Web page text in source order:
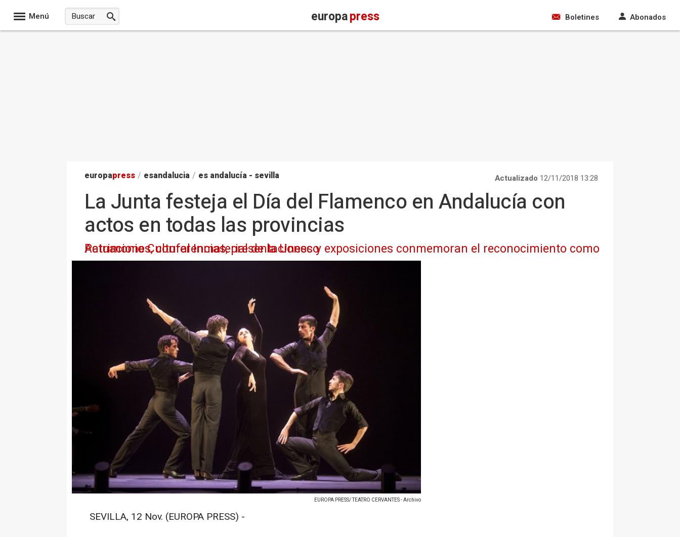
Menú europapress Boletines Abonados
europapress / esandalucia / es andalucía - sevilla Actualizado 12/11/2018 13:28
La Junta festeja el Día del Flamenco en Andalucía con
actos en todas las provincias
Actuaciones, conferencias, presentaciones y exposiciones conmemoran el reconocimiento como Patrimonio Cultural Inmaterial de la Unesco
EUROPA PRESS/ TEATRO CERVANTES - Archivo
SEVILLA, 12 Nov. (EUROPA PRESS) -